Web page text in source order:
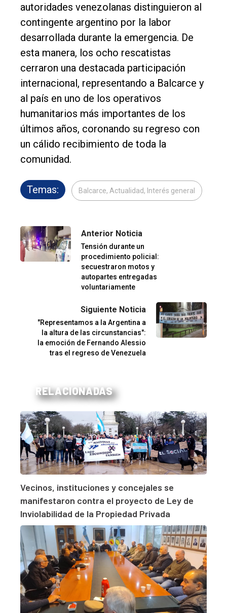
autoridades venezolanas distinguieron al
contingente argentino por la labor
desarrollada durante la emergencia. De
esta manera, los ocho rescatistas
cerraron una destacada participación
internacional, representando a Balcarce y
al país en uno de los operativos
humanitarios más importantes de los
últimos años, coronando su regreso con
un cálido recibimiento de toda la
comunidad.
Temas: Balcarce, Actualidad, Interés general
Anterior Noticia
Tensión durante un
procedimiento policial:
secuestraron motos y
autopartes entregadas
voluntariamente
Siguiente Noticia
"Representamos a la Argentina a
la altura de las circunstancias":
la emoción de Fernando Alessio
tras el regreso de Venezuela
RELACIONADAS
Vecinos, instituciones y concejales se
manifestaron contra el proyecto de Ley de
Inviolabilidad de la Propiedad Privada